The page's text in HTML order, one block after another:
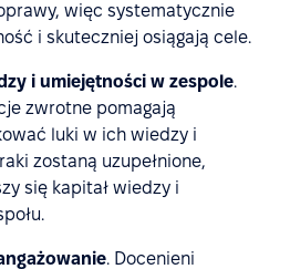
więc systematycznie
i skuteczniej osiągają cele.
i umiejętności w zespole.
zwrotne pomagają
luki w ich wiedzy i
zostaną uzupełnione,
się kapitał wiedzy i
. Docenieni